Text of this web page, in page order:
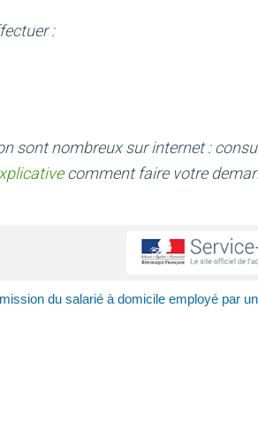
:
sont nombreux sur internet :
comment faire votre
du salarié à domicile employé par